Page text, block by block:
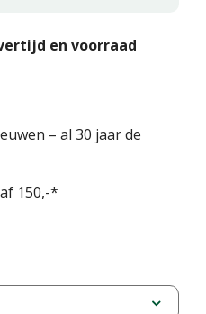
en voorraad
– al 30 jaar de
150,-*